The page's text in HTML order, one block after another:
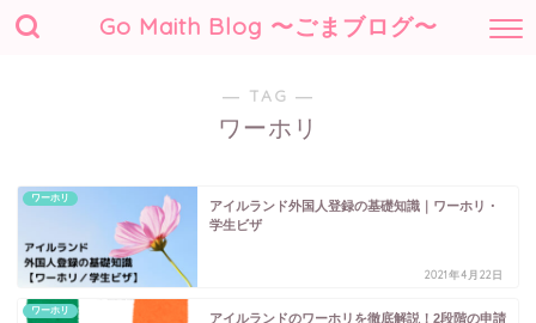
Go Maith Blog 〜ごまブログ〜
― TAG ―
ワーホリ
ワーホリ
アイルランド外国人登録の基礎知識｜ワーホリ・
学生ビザ
2021年4月22日
ワーホリ
アイルランドのワーホリを徹底解説！2段階の申請